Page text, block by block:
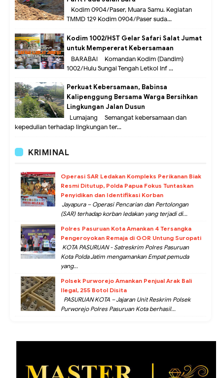
Kodim 0904/Paser, Muara Samu. Kegiatan
TMMD 129 Kodim 0904/Paser suda...
Kodim 1002/HST Gelar Safari Salat Jumat
untuk Mempererat Kebersamaan
BARABAI – Komandan Kodim (Dandim)
1002/Hulu Sungai Tengah Letkol Inf ...
Perkuat Kebersamaan, Babinsa
Kalipenggung Bersama Warga Bersihkan
Lingkungan Jalan Dusun
Lumajang – Semangat kebersamaan dan
kepedulian terhadap lingkungan ter...
KRIMINAL
Operasi SAR Ledakan Kompleks Perikanan Biak
Resmi Ditutup, Polda Papua Fokus Tuntaskan
Penyidikan dan Identifikasi Korban
Jayapura – Operasi Pencarian dan Pertolongan
(SAR) terhadap korban ledakan yang terjadi di...
Polres Pasuruan Kota Amankan 4 Tersangka
Pengeroyokan Remaja di GOR Untung Suropati
KOTA PASURUAN - Satreskrim Polres Pasuruan
Kota Polda Jatim mengamankan Empat pemuda
yang...
Polsek Purworejo Amankan Penjual Arak Bali
Ilegal, 255 Botol Disita
PASURUAN KOTA – Jajaran Unit Reskrim Polsek
Purworejo Polres Pasuruan Kota berhasil...